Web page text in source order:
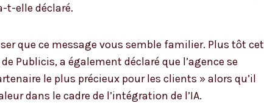
t-elle déclaré.
que ce message vous semble familier. Plus tôt
Publicis, a également déclaré que l’agence se
le plus précieux pour les clients » alors qu’il
dans le cadre de l’intégration de l’IA.